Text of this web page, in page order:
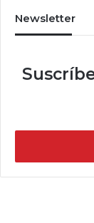
Newsletter